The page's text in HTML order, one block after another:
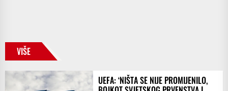
VIŠE
UEFA: ‘NIŠTA SE NIJE PROMIJENILO,